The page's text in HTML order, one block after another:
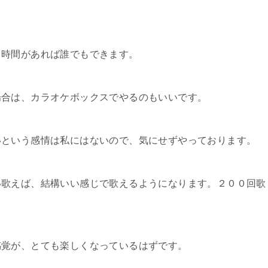
間があれば誰でもできます。
は、カラオケボックスでやるのもいいです。
いう感情は私にはないので、気にせずやっております。
えば、結構いい感じで歌えるようになります。２００回歌
が、とても楽しくなっているはずです。